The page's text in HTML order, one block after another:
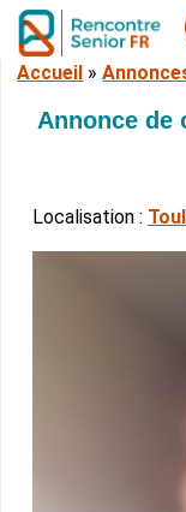
Accueil »
Annonce de
Localisation :